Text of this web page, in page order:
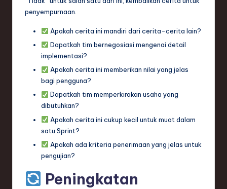
penyempurnaan.
Apakah cerita ini mandiri dari cerita-cerita lain?
Dapatkah tim bernegosiasi mengenai detail
implementasi?
Apakah cerita ini memberikan nilai yang jelas
bagi pengguna?
Dapatkah tim memperkirakan usaha yang
dibutuhkan?
Apakah cerita ini cukup kecil untuk muat dalam
satu Sprint?
Apakah ada kriteria penerimaan yang jelas untuk
pengujian?
Peningkatan